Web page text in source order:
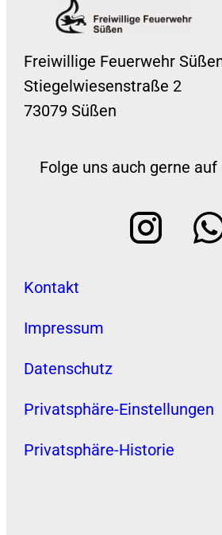
Freiwillige Feuerwehr
Stiegelwiesenstraße 2
73079 Süßen
Folge uns auch gerne
Kontakt
Impressum
Datenschutz
Privatsphäre-Einstellungen
Privatsphäre-Historie